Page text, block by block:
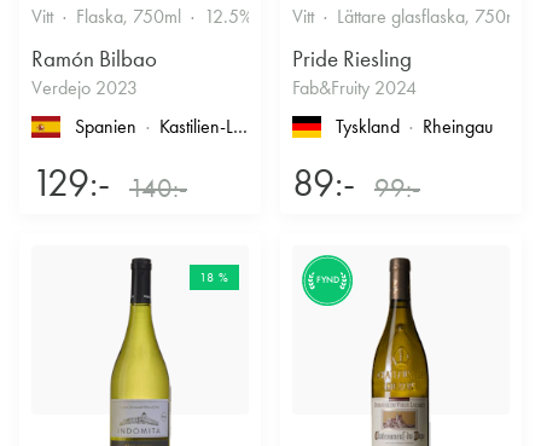
Vitt Flaska, 750ml 12.5%
Ramón Bilbao
Verdejo 2023
Spanien
Kastilien-León , Rueda
129:- 140:-
Vitt Lättare glasflaska, 750ml
Pride Riesling
Fab&Fruity 2024
Tyskland
Rheingau
89:- 99:-
18 % FYND